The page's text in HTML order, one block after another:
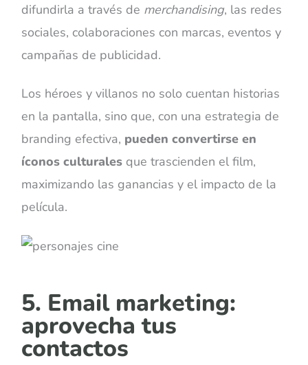
difundirla a través de merchandising, las redes
sociales, colaboraciones con marcas, eventos y
campañas de publicidad.
Los héroes y villanos no solo cuentan historias
en la pantalla, sino que, con una estrategia de
branding efectiva, pueden convertirse en
íconos culturales que trascienden el film,
maximizando las ganancias y el impacto de la
película.
5. Email marketing:
aprovecha tus
contactos